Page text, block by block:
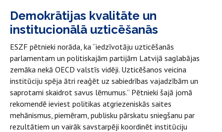
Demokrātijas kvalitāte un
institucionālā uzticēšanās
ESZF pētnieki norāda, ka “iedzīvotāju uzticēšanās
parlamentam un politiskajām partijām Latvijā saglabājas
zemāka nekā OECD valstīs vidēji. Uzticēšanos veicina
institūciju spēja ātri reaģēt uz sabiedrības vajadzībām un
saprotami skaidrot savus lēmumus.” Pētnieki šajā jomā
rekomendē ieviest politikas atgriezeniskās saites
mehānismus, piemēram, publisku pārskatu sniegšanu par
rezultātiem un vairāk savstarpēji koordinēt institūciju